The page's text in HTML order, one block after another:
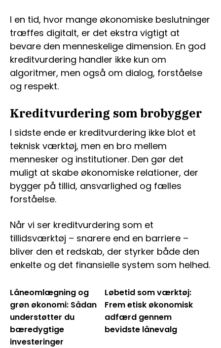
I en tid, hvor mange økonomiske beslutninger
træffes digitalt, er det ekstra vigtigt at
bevare den menneskelige dimension. En god
kreditvurdering handler ikke kun om
algoritmer, men også om dialog, forståelse
og respekt.
Kreditvurdering som brobygger
I sidste ende er kreditvurdering ikke blot et
teknisk værktøj, men en bro mellem
mennesker og institutioner. Den gør det
muligt at skabe økonomiske relationer, der
bygger på tillid, ansvarlighed og fælles
forståelse.
Når vi ser kreditvurdering som et
tillidsværktøj – snarere end en barriere –
bliver den et redskab, der styrker både den
enkelte og det finansielle system som helhed.
Låneomlægning og
grøn økonomi: Sådan
understøtter du
bæredygtige
investeringer
Løbetid som værktøj:
Frem etisk økonomisk
adfærd gennem
bevidste lånevalg